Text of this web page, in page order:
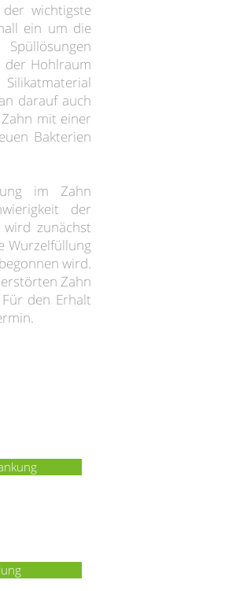
wichtigste
ein um die
der Hohlraum
darauf auch
mit einer
Bakterien
im Zahn
der
zunächst
Wurzelfüllung
wird.
Zahn
den Erhalt